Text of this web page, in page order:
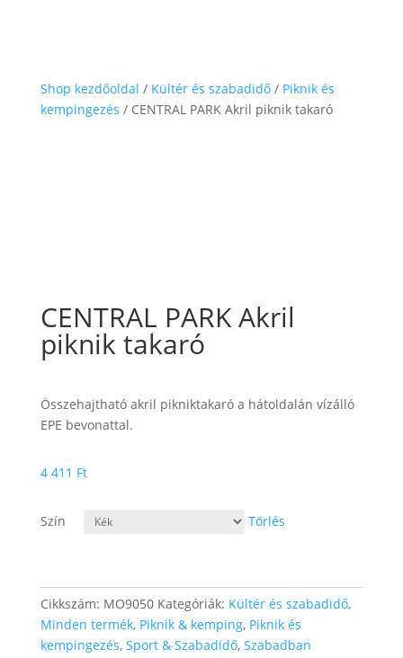
Shop kezdőoldal / Kültér és szabadidő/ Piknik és
kempingezés / CENTRAL PARK Akril piknik takaró
CENTRAL PARK Akril
piknik takaró
Összehajtható akril pikniktakaró a hátoldalán vízálló
EPE bevonattal.
4 411 Ft
Szín Törlés
Cikkszám: MO9050 Kategóriák: Kültér és szabadidő,
Minden termék, Piknik & kemping, Piknik és
kempingezés, Sport & Szabadidő, Szabadban